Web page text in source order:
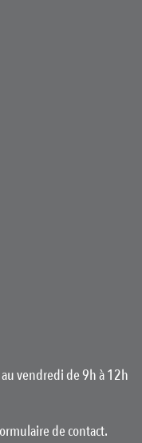
vendredi de 9h à 12h
de contact.